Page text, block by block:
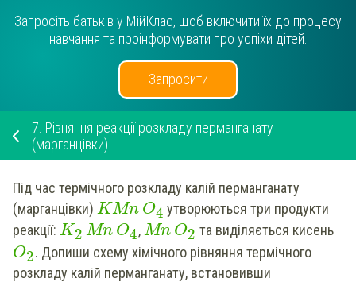
Запросіть батьків у МійКлас, щоб включити їх до процесу
навчання та проінформувати про успіхи дітей.
Запросити
7. Рівняння реакції розкладу перманганату
(марганцівки)
Під час термічного розкладу калій перманганату
(марганцівки) KMn O4 утворюються три продукти
реакції: K2 Mn O4,Mn O2 та виділяється кисень
O2. Допиши схему хімічного рівняння термічного
розкладу калій перманганату, встановивши